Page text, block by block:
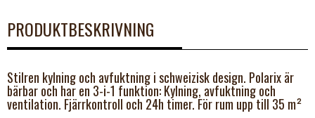
PRODUKTBESKRIVNING
Stilren kylning och avfuktning i schweizisk design. Polarix är
bärbar och har en 3-i-1 funktion: Kylning, avfuktning och
ventilation. Fjärrkontroll och 24h timer. För rum upp till 35 m²